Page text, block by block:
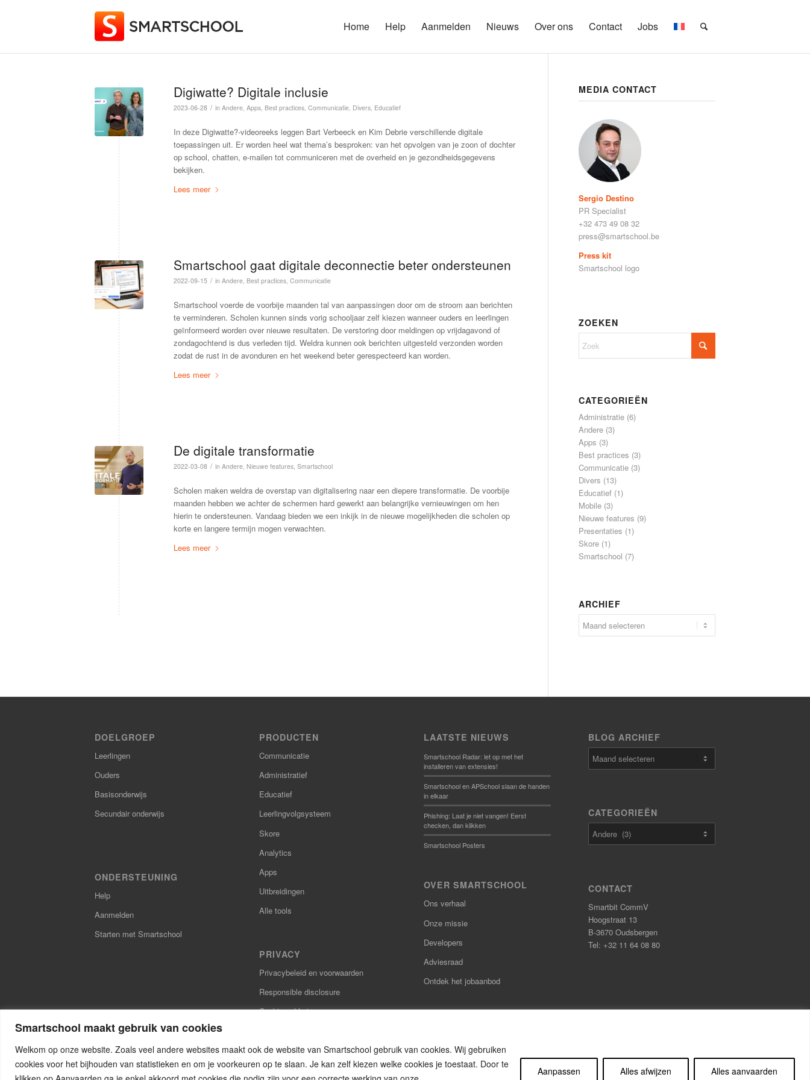
Smartschool maakt gebruik van cookies
Welkom op onze website. Zoals veel andere websites maakt ook de website van Smartschool gebruik van cookies. Wij gebruiken
cookies voor het bijhouden van statistieken en om je voorkeuren op te slaan. Je kan zelf kiezen welke cookies je toestaat. Door te
Aanpassen Alles afwijzen Alles aanvaarden
Home Help Aanmelden Nieuws Over ons Contact Jobs
Digiwatte? Digitale inclusie
2023-06-28 / in Andere, Apps, Best practices, Communicatie, Divers, Educatief
In deze Digiwatte?-videoreeks leggen Bart Verbeeck en Kim Debrie verschillende digitale
toepassingen uit. Er worden heel wat thema’s besproken: van het opvolgen van je zoon of dochter
op school, chatten, e-mailen tot communiceren met de overheid en je gezondheidsgegevens
bekijken.
Lees meer
Smartschool gaat digitale deconnectie beter ondersteunen
2022-09-15 / in Andere, Best practices, Communicatie
Smartschool voerde de voorbije maanden tal van aanpassingen door om de stroom aan berichten
te verminderen. Scholen kunnen sinds vorig schooljaar zelf kiezen wanneer ouders en leerlingen
geïnformeerd worden over nieuwe resultaten. De verstoring door meldingen op vrijdagavond of
zondagochtend is dus verleden tijd. Weldra kunnen ook berichten uitgesteld verzonden worden
zodat de rust in de avonduren en het weekend beter gerespecteerd kan worden.
Lees meer
De digitale transformatie
2022-03-08 / in Andere, Nieuwe features, Smartschool
Scholen maken weldra de overstap van digitalisering naar een diepere transformatie. De voorbije
maanden hebben we achter de schermen hard gewerkt aan belangrijke vernieuwingen om hen
hierin te ondersteunen. Vandaag bieden we een inkijk in de nieuwe mogelijkheden die scholen op
korte en langere termijn mogen verwachten.
Lees meer
MEDIA CONTACT
Sergio Destino
PR Specialist
+32 473 49 08 32
press@smartschool.be
Press kit
Smartschool logo
ZOEKEN
CATEGORIEËN
Administratie(6)
Andere(3)
Apps (3)
Best practices (3)
Communicatie(3)
Divers (13)
Educatief(1)
Mobile(3)
Nieuwe features (9)
Presentaties (1)
Skore(1)
Smartschool (7)
ARCHIEF
DOELGROEP
Leerlingen
Ouders
Basisonderwijs
Secundair onderwijs
ONDERSTEUNING
Help
Aanmelden
Starten met Smartschool
PRODUCTEN
Communicatie
Administratief
Educatief
Leerlingvolgsysteem
Skore
Analytics
Apps
Uitbreidingen
Alle tools
PRIVACY
Privacybeleid en voorwaarden
Responsible disclosure
Cookieverklaring
LAATSTE NIEUWS
Smartschool Radar: let op met het
installeren van extensies!
Smartschool en APSchool slaan de handen
in elkaar
Phishing: Laat je niet vangen! Eerst
checken, dan klikken
Smartschool Posters
OVER SMARTSCHOOL
Ons verhaal
Onze missie
Developers
Adviesraad
Ontdek het jobaanbod
BLOG ARCHIEF
CATEGORIEËN
Categorieën
CONTACT
Smartbit CommV
Hoogstraat 13
B-3670 Oudsbergen
Tel: +32 11 64 08 80